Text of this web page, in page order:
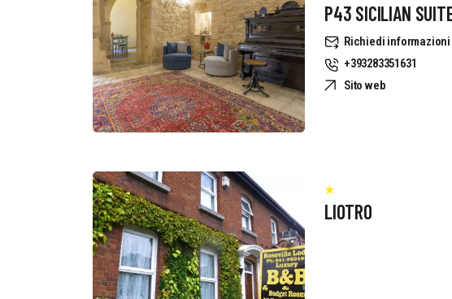
P43 SICILIAN
Richiedi informazioni
+393283351631
Sito web
LIOTRO